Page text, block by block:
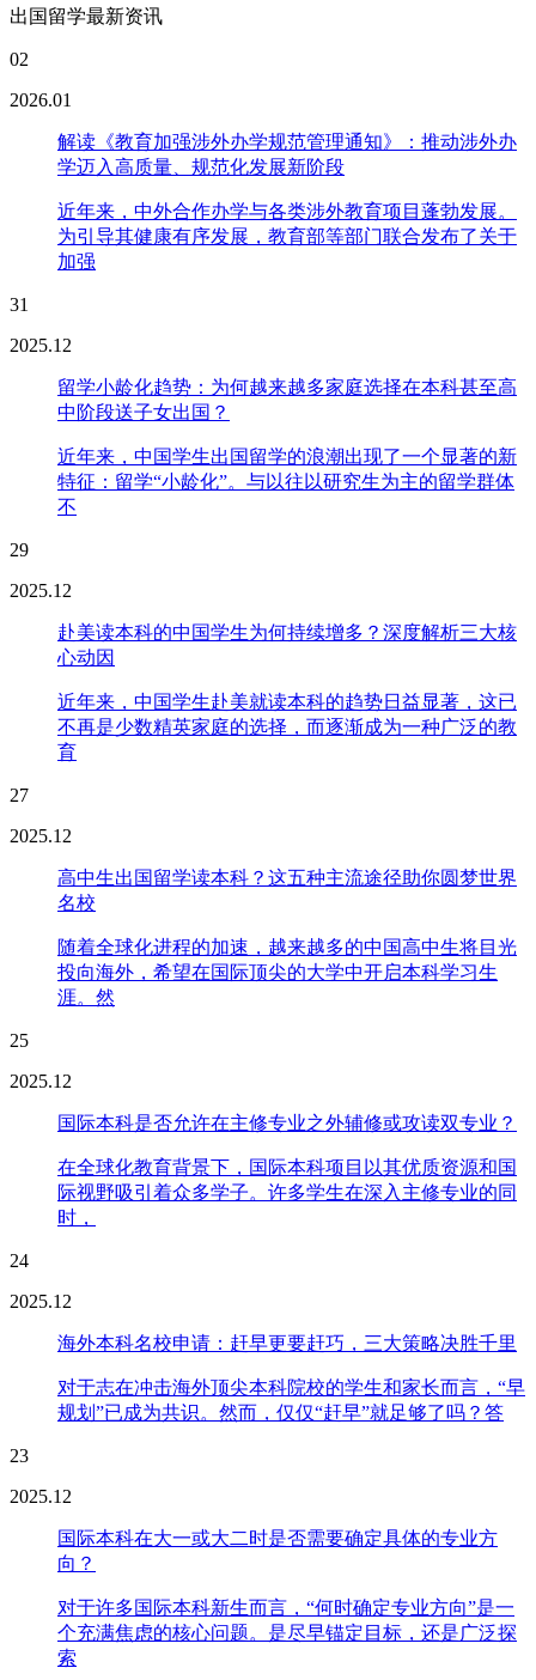
出国留学最新资讯
02
2026.01
解读《教育加强涉外办学规范管理通知》：推动涉外办
学迈入高质量、规范化发展新阶段
近年来，中外合作办学与各类涉外教育项目蓬勃发展。
为引导其健康有序发展，教育部等部门联合发布了关于
加强
31
2025.12
留学小龄化趋势：为何越来越多家庭选择在本科甚至高
中阶段送子女出国？
近年来，中国学生出国留学的浪潮出现了一个显著的新
特征：留学“小龄化”。与以往以研究生为主的留学群体
不
29
2025.12
赴美读本科的中国学生为何持续增多？深度解析三大核
心动因
近年来，中国学生赴美就读本科的趋势日益显著，这已
不再是少数精英家庭的选择，而逐渐成为一种广泛的教
育
27
2025.12
高中生出国留学读本科？这五种主流途径助你圆梦世界
名校
随着全球化进程的加速，越来越多的中国高中生将目光
投向海外，希望在国际顶尖的大学中开启本科学习生
涯。然
25
2025.12
国际本科是否允许在主修专业之外辅修或攻读双专业？
在全球化教育背景下，国际本科项目以其优质资源和国
际视野吸引着众多学子。许多学生在深入主修专业的同
时，
24
2025.12
海外本科名校申请：赶早更要赶巧，三大策略决胜千里
对于志在冲击海外顶尖本科院校的学生和家长而言，“早
规划”已成为共识。然而，仅仅“赶早”就足够了吗？答
23
2025.12
国际本科在大一或大二时是否需要确定具体的专业方
向？
对于许多国际本科新生而言，“何时确定专业方向”是一
个充满焦虑的核心问题。是尽早锚定目标，还是广泛探
索